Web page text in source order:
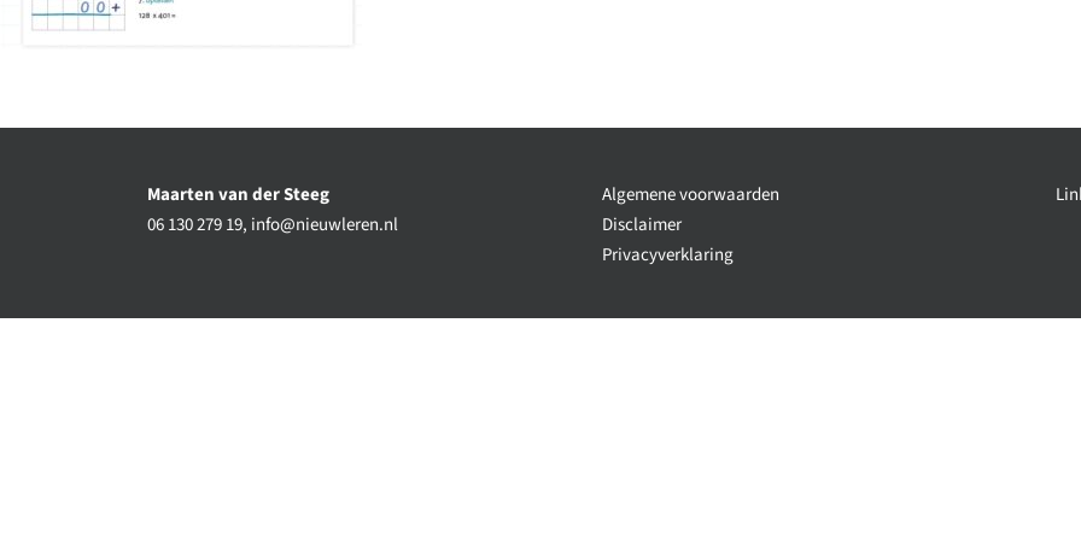
Maarten van der Steeg
06 130 279 19, info@nieuwleren.nl
Algemene voorwaarden
Disclaimer
Privacyverklaring